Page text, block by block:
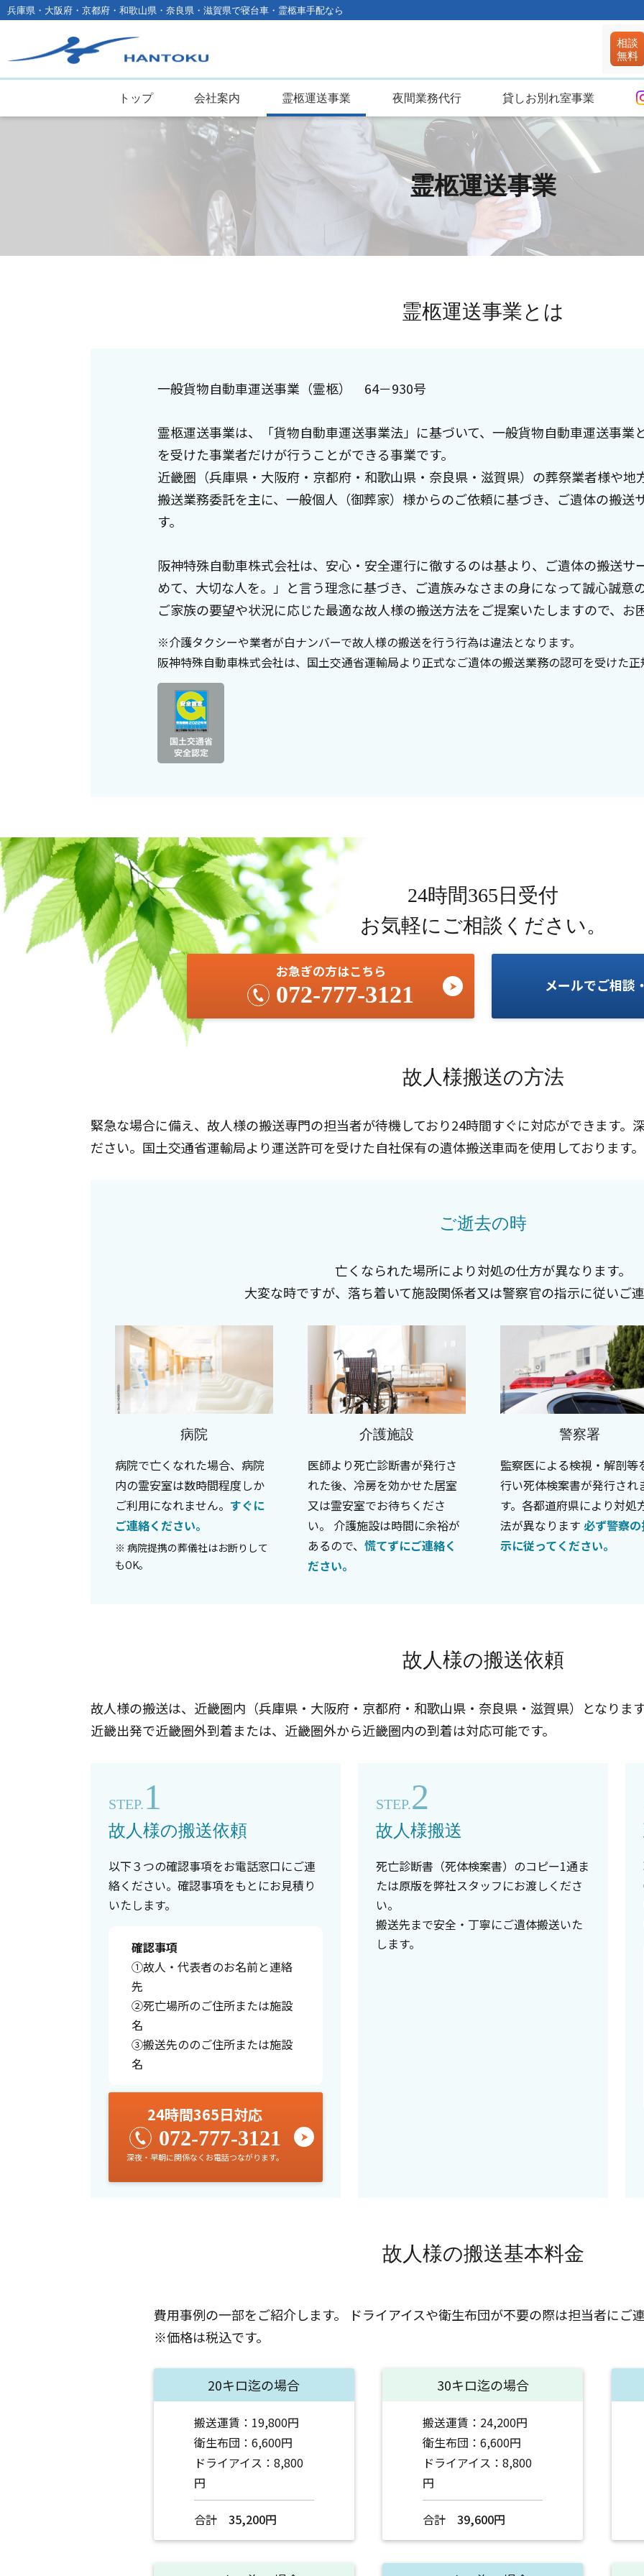
兵庫県・大阪府・京都府・和歌山県・奈良県・滋賀県で寝台車・霊柩車手配なら
阪神特殊自動車株式会社
トップ 会社案内 霊柩運送事業 夜間業務代行 貸しお別れ室事業
霊柩運送事業
霊柩運送事業とは
一般貨物自動車運送事業（霊柩） 64－930号
霊柩運送事業は、「貨物自動車運送事業法」に基づいて、一般貨物自動車運送事業
を受けた事業者だけが行うことができる事業です。
近畿圏（兵庫県・大阪府・京都府・和歌山県・奈良県・滋賀県）の葬祭業者様や地
搬送業務委託を主に、一般個人（御葬家）様からのご依頼に基づき、ご遺体の搬送
す。
阪神特殊自動車株式会社は、安心・安全運行に徹するのは基より、ご遺体の搬送サ
めて、大切な人を。」と言う理念に基づき、ご遺族みなさまの身になって誠心誠意
ご家族の要望や状況に応じた最適な故人様の搬送方法をご提案いたしますので、お
※介護タクシーや業者が白ナンバーで故人様の搬送を行う行為は違法となります。
阪神特殊自動車株式会社は、国土交通省運輸局より正式なご遺体の搬送業務の認可を受けた正
24時間365日受付
お気軽にご相談ください。
お急ぎの方はこちら
072-777-3121 メールでご相談
故人様搬送の方法
緊急な場合に備え、故人様の搬送専門の担当者が待機しており24時間すぐに対応ができます。
ださい。国土交通省運輸局より運送許可を受けた自社保有の遺体搬送車両を使用しております。
ご逝去の時
亡くなられた場所により対処の仕方が異なります。
大変な時ですが、落ち着いて施設関係者又は警察官の指示に従いご連
病院
病院で亡くなれた場合、病院
内の霊安室は数時間程度しか
ご利用になれません。 すぐに
ご連絡ください。
※ 病院提携の葬儀社はお断りして
もOK。
介護施設
医師より死亡診断書が発行さ
れた後、冷房を効かせた居室
又は霊安室でお待ちくださ
い。 介護施設は時間に余裕が
あるので、慌てずにご連絡く
ださい。
警察署
監察医による検視・解剖等
行い死体検案書が発行され
す。各都道府県により対処
法が異なります 必ず警察
示に従ってください。
故人様の搬送依頼
故人様の搬送は、近畿圏内（兵庫県・大阪府・京都府・和歌山県・奈良県・滋賀県）となります
近畿出発で近畿圏外到着または、近畿圏外から近畿圏内の到着は対応可能です。
STEP. 1
故人様の搬送依頼
以下３つの確認事項をお電話窓口にご連
絡ください。確認事項をもとにお見積り
いたします。
確認事項
①故人・代表者のお名前と連絡
先
②死亡場所のご住所または施設
名
③搬送先ののご住所または施設
名
24時間365日対応
072-777-3121
深夜・早朝に関係なくお電話つながります。
STEP.2
故人様搬送
死亡診断書（死体検案書）のコピー1通ま
たは原版を弊社スタッフにお渡しくださ
い。
搬送先まで安全・丁寧にご遺体搬送いた
します。
故人様の搬送基本料金
費用事例の一部をご紹介します。 ドライアイスや衛生布団が不要の際は担当者にご
※価格は税込です。
20キロ迄の場合
搬送運賃：19,800円
衛生布団：6,600円
ドライアイス：8,800
円
合計 35,200円
30キロ迄の場合
搬送運賃：24,200円
衛生布団：6,600円
ドライアイス：8,800
円
合計39,600円